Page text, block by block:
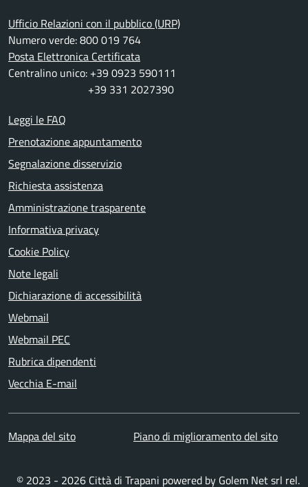
Ufficio Relazioni con il pubblico (URP)
Numero verde: 800 019 764
Posta Elettronica Certificata
Centralino unico: +39 0923 590111
+39 331 2027390
Leggi le FAQ
Prenotazione appuntamento
Segnalazione disservizio
Richiesta assistenza
Amministrazione trasparente
Informativa privacy
Cookie Policy
Note legali
Dichiarazione di accessibilità
Webmail
Webmail PEC
Rubrica dipendenti
Vecchia E-mail
Mappa del sito Piano di miglioramento del sito
© 2023 - 2026 Città di Trapani powered by Golem Net srl rel.